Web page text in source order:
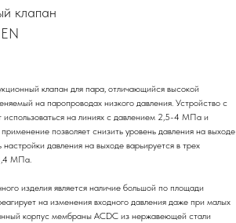
клапан
клапан для пара, отличающийся высокой
на паропроводах низкого давления. Устройство с
на линиях с давлением 2,5-4 МПа и
позволяет снизить уровень давления на выходе
давления на выходе варьируется в трех
МПа.
изделия является наличие большой по площади
на изменения входного давления даже при малых
корпус мембраны ACDC из нержавеющей стали